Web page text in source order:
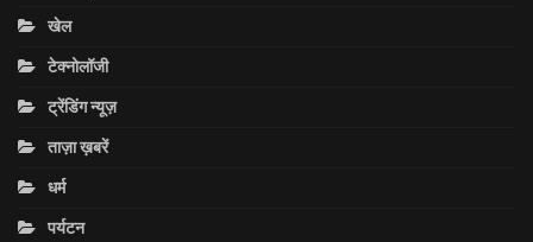
खेल
टेक्नोलॉजी
ट्रेंडिंग न्यूज़
ताज़ा ख़बरें
धर्म
पर्यटन